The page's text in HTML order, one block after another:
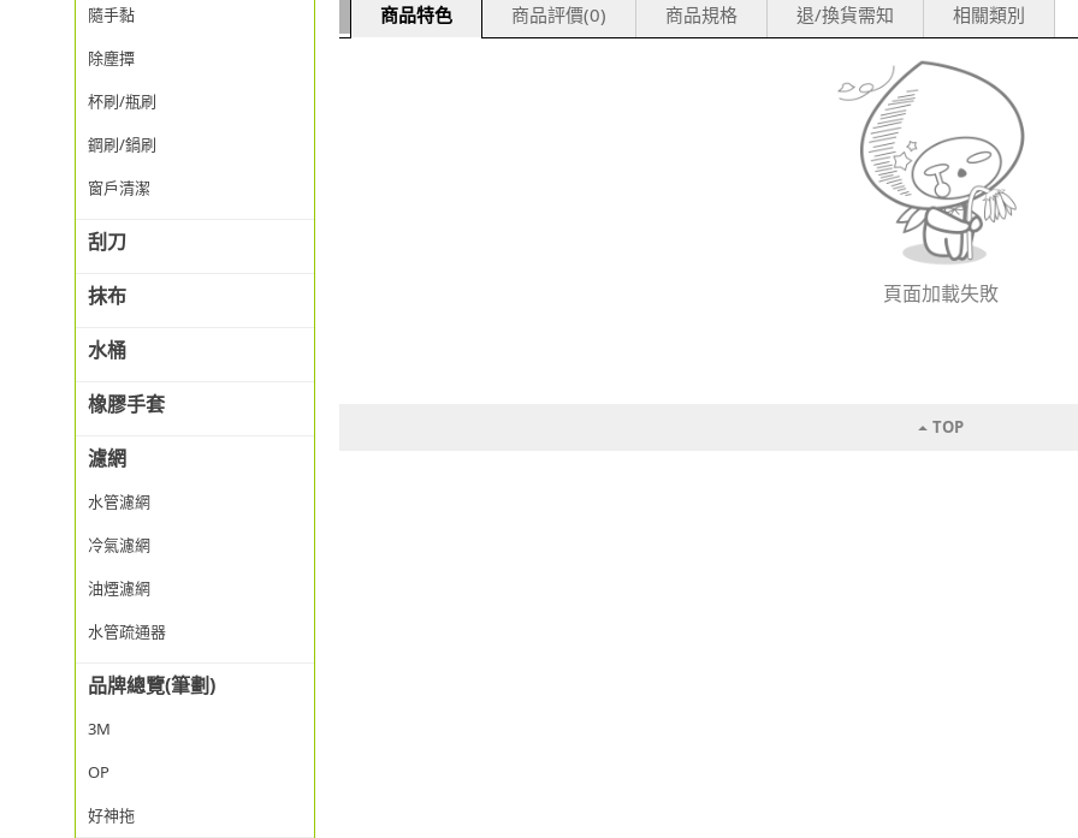
隨手黏
除塵撢
杯刷/瓶刷
鋼刷/鍋刷
窗戶清潔
刮刀
抹布
水桶
橡膠手套
濾網
水管濾網
冷氣濾網
油煙濾網
水管疏通器
品牌總覽(筆劃)
3M
OP
好神拖
商品特色 商品評價(0) 商品規格 退/換貨需知 相關類別
頁面加載失敗
TOP